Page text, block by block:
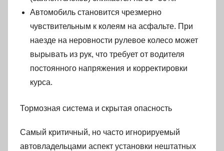
Автомобиль становится чрезмерно
чувствительным к колеям на асфальте. При
наезде на неровности рулевое колесо может
вырывать из рук, что требует от водителя
постоянного напряжения и корректировки
курса.
Тормозная система и скрытая опасность
Самый критичный, но часто игнорируемый
автовладельцами аспект установки нештатных